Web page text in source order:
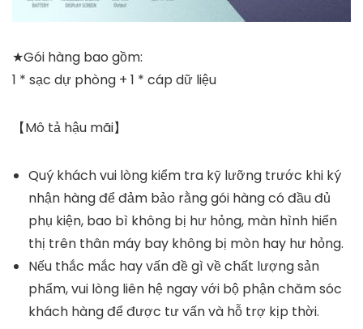
★Gói hàng bao gồm:
1 * sạc dự phòng + 1 * cáp dữ liệu
【Mô tả hậu mãi】
Quý khách vui lòng kiểm tra kỹ lưỡng trước khi ký
nhận hàng để đảm bảo rằng gói hàng có đầu đủ
phụ kiện, bao bì không bị hư hỏng, màn hình hiển
thị trên thân máy bay không bị mòn hay hư hỏng.
Nếu thắc mắc hay vấn đề gì về chất lượng sản
phẩm, vui lòng liên hệ ngay với bộ phận chăm sóc
khách hàng để được tư vấn và hỗ trợ kịp thời.